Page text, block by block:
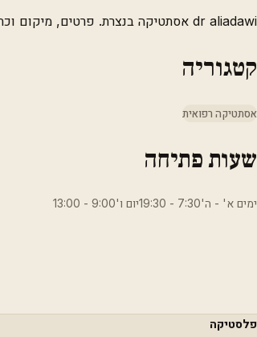
dr aliadawi אסתטיקה בנצרת. פרטים, מיקום וכתובת.
קטגוריה
אסתטיקה רפואית
שעות פתיחה
ימים א' - ה'7:30 - 19:30יום ו'9:00 - 13:00
פלסטיקה